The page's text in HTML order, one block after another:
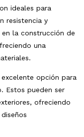
ideales para
resistencia y
la construcción de
una
opción para
Estos pueden ser
ofreciendo